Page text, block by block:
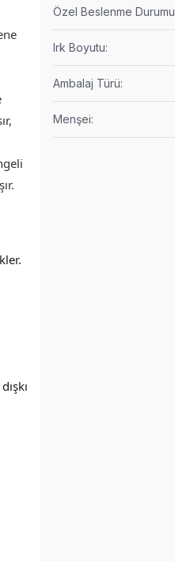
Özel Beslenme Durumu
Irk Boyutu:
Ambalaj Türü:
Menşei: